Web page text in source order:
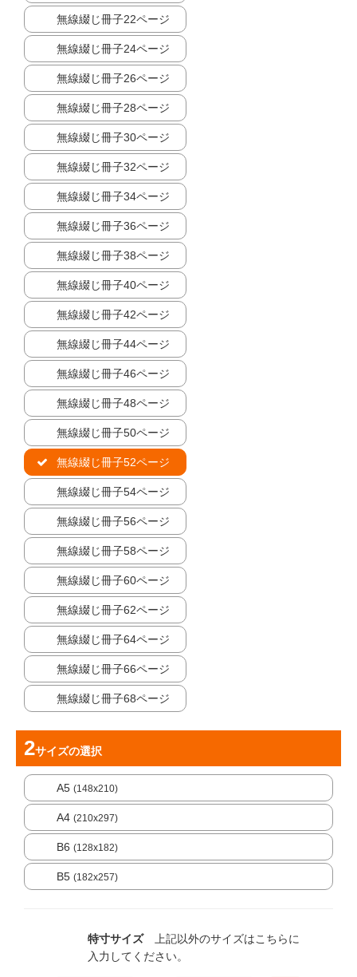
無線綴じ冊子22ページ
無線綴じ冊子24ページ
無線綴じ冊子26ページ
無線綴じ冊子28ページ
無線綴じ冊子30ページ
無線綴じ冊子32ページ
無線綴じ冊子34ページ
無線綴じ冊子36ページ
無線綴じ冊子38ページ
無線綴じ冊子40ページ
無線綴じ冊子42ページ
無線綴じ冊子44ページ
無線綴じ冊子46ページ
無線綴じ冊子48ページ
無線綴じ冊子50ページ
無線綴じ冊子52ページ
無線綴じ冊子54ページ
無線綴じ冊子56ページ
無線綴じ冊子58ページ
無線綴じ冊子60ページ
無線綴じ冊子62ページ
無線綴じ冊子64ページ
無線綴じ冊子66ページ
無線綴じ冊子68ページ
サイズの選択
A5 (148x210)
A4 (210x297)
B6 (128x182)
B5 (182x257)
特寸サイズ上記以外のサイズはこちらに
入力してください。